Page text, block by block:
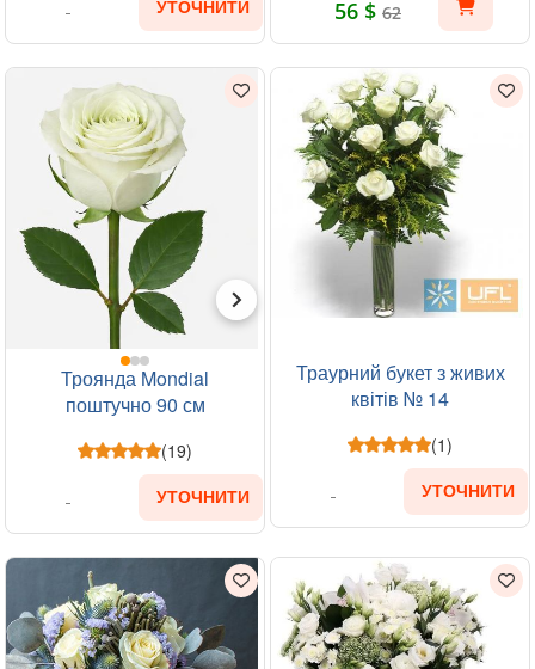
УТОЧНИТИ 56 $ 62
Троянда Mondial
поштучно 90 см
(19)
УТОЧНИТИ
Траурний букет з живих
квітів № 14
(1)
УТОЧНИТИ